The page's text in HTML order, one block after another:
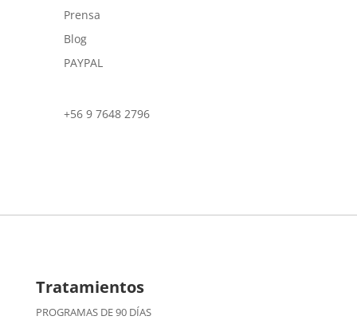
Prensa
Blog
PAYPAL
+56 9 7648 2796
Tratamientos
PROGRAMAS DE 90 DÍAS